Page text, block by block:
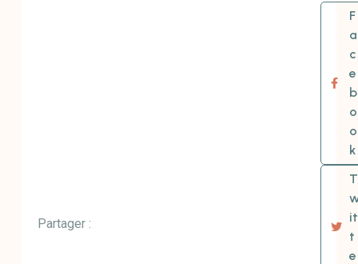
Partager :
F
a
c
e
b
o
o
k
T
it
t
e